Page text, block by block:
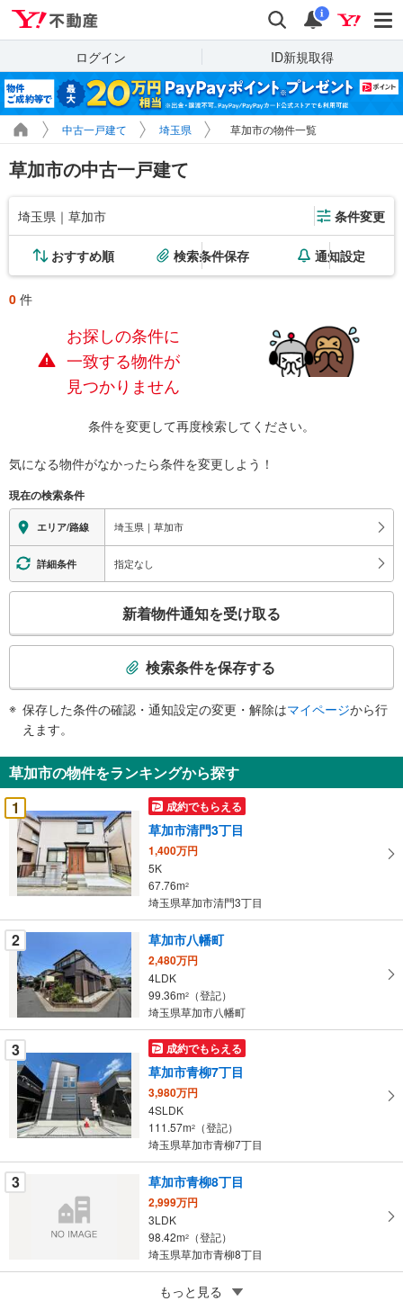
検索 通知
i
ログイン ID新規取得
中古一戸建て 埼玉県 草加市の物件一覧
草加市の中古一戸建て
埼玉県｜草加市 条件変更
おすすめ順 検索条件保存 通知設定
0 件
お探しの条件に
一致する物件が
見つかりません
条件を変更して再度検索してください。
気になる物件がなかったら条件を変更しよう！
現在の検索条件
エリア/路線 埼玉県｜草加市
詳細条件 指定なし
検
知
を
受
け
取
る
・
条
件
を
マ
イ
ペ
ー
ジ
に
保
存
す
る
新着物件通知を受け取る
検索条件を保存する
保存した条件の確認・通知設定の変更・解除はマイページから行
えます。
草加市の物件をランキングから探す
1
成約でもらえる
草加市清門3丁目
1,400万円
5K
67.76m2
埼玉県草加市清門3丁目
2 草加市八幡町
2,480万円
4LDK
99.36m2
（登記）
埼玉県草加市八幡町
3 成約でもらえる
草加市青柳7丁目
3,980万円
4SLDK
111.57m2
（登記）
埼玉県草加市青柳7丁目
3 草加市青柳8丁目
2,999万円
3LDK
98.42m2
（登記）
埼玉県草加市青柳8丁目
成約でもらえる
もっと見る